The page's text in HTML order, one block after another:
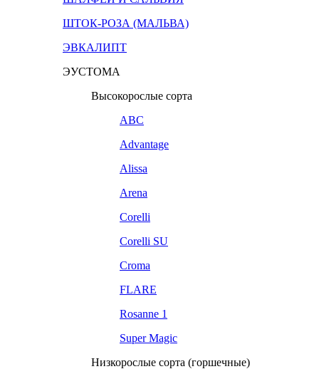
ШТОК-РОЗА (МАЛЬВА)
ЭВКАЛИПТ
ЭУСТОМА
Высокорослые сорта
ABC
Advantage
Alissa
Arena
Corelli
Corelli SU
Croma
FLARE
Rosanne 1
Super Magic
Низкорослые сорта (горшечные)